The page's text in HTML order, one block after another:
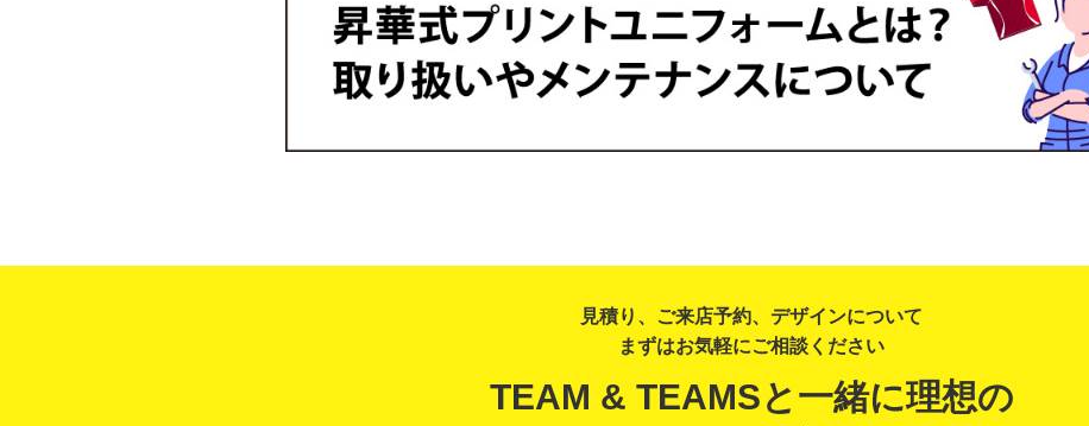
見積り、ご来店予約、デザインについて
まずはお気軽にご相談ください
TEAM & TEAMSと一緒に理想の